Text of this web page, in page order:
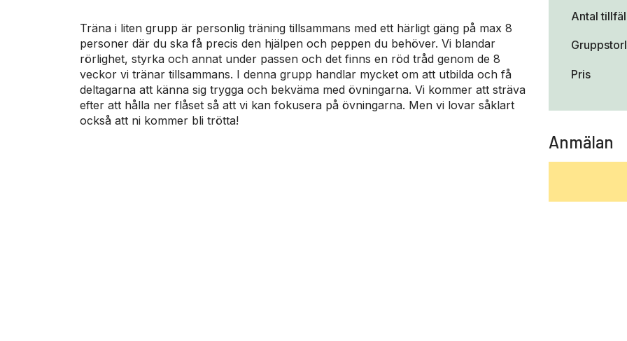
Träna i liten grupp är personlig träning tillsammans med ett härligt gäng på max 8
personer där du ska få precis den hjälpen och peppen du behöver. Vi blandar
rörlighet, styrka och annat under passen och det finns en röd tråd genom de 8
veckor vi tränar tillsammans. I denna grupp handlar mycket om att utbilda och få
deltagarna att känna sig trygga och bekväma med övningarna. Vi kommer att sträva
efter att hålla ner flåset så att vi kan fokusera på övningarna. Men vi lovar såklart
också att ni kommer bli trötta!
Antal
Pris
Anmälan